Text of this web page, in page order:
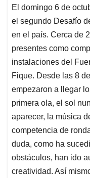
El domingo 6 de
el segundo Desafío
en el país. Cerca de
presentes como
instalaciones del
Fique. Desde las 8
empezaron a llegar
primera ola, el sol
aparecer, la música
competencia de
duda, como ha
obstáculos, han ido
creatividad. Así